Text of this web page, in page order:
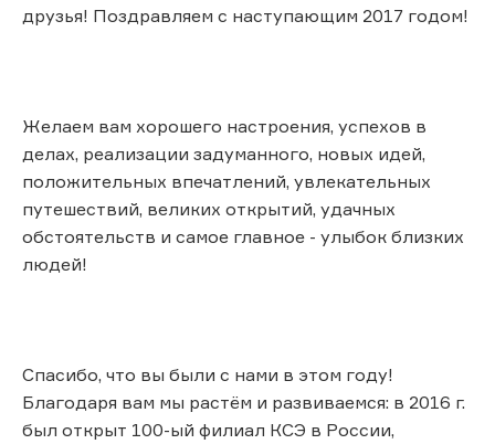
друзья! Поздравляем с наступающим 2017 годом!
Желаем вам хорошего настроения, успехов в
делах, реализации задуманного, новых идей,
положительных впечатлений, увлекательных
путешествий, великих открытий, удачных
обстоятельств и самое главное - улыбок близких
людей!
Спасибо, что вы были с нами в этом году!
Благодаря вам мы растём и развиваемся: в 2016 г.
был открыт 100-ый филиал КСЭ в России,